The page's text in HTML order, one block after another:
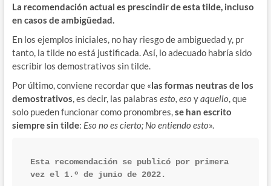
La recomendación actual es prescindir de esta tilde, incluso
en casos de ambigüedad.
En los ejemplos iniciales, no hay riesgo de ambiguedad y, pr
tanto, la tilde no está justificada. Así, lo adecuado habría sido
escribir los demostrativos sin tilde.
Por último, conviene recordar que «las formas neutras de los
demostrativos, es decir, las palabras esto, eso yaquello, que
solo pueden funcionar como pronombres,se han escrito
siempre sin tilde: Eso no es cierto; No entiendo esto».
Esta recomendación se publicó por primera
vez el 1.º de junio de 2022.